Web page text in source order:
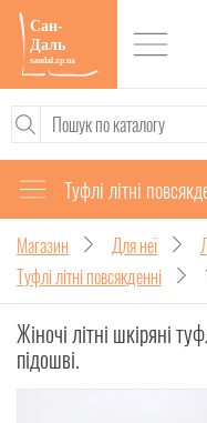
Туфлі літні
Магазин Для неї
Туфлі літні повсякденні
Жіночі літні шкіряні
підошві.